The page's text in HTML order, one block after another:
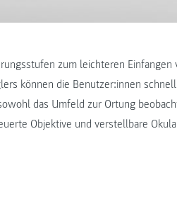
zum leichteren Einfangen
können die Benutzer:innen
das Umfeld zur Ortung
Objektive und verstellbare